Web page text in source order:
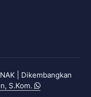
| Dikembangkan
S.Kom.